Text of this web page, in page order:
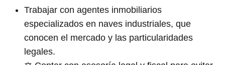
Trabajar con agentes inmobiliarios
especializados en naves industriales, que
conocen el mercado y las particularidades
legales.